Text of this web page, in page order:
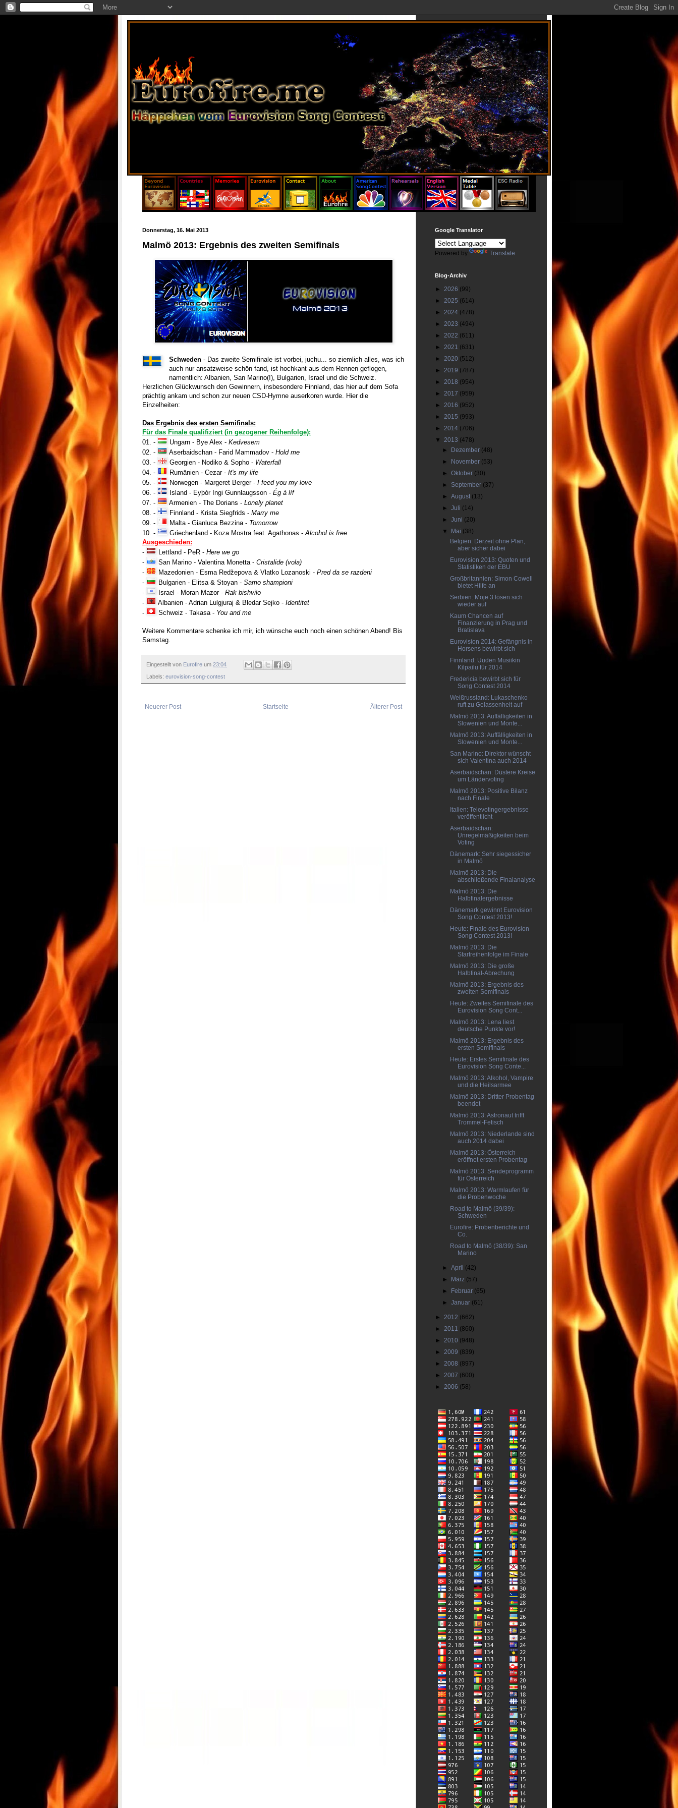
Donnerstag, 16. Mai 2013
Malmö 2013: Ergebnis des zweiten Semifinals
Schweden- Das zweite Semifinale ist vorbei, juchu... so ziemlich alles, was ich
auch nur ansatzweise schön fand, ist hochkant aus dem Rennen geflogen,
namentlich: Albanien, San Marino(!), Bulgarien, Israel und die Schweiz.
Herzlichen Glückwunsch den Gewinnern, insbesondere Finnland, das hier auf dem Sofa
prächtig ankam und schon zur neuen CSD-Hymne auserkoren wurde. Hier die
Einzelheiten:
Das Ergebnis des ersten Semifinals:
Für das Finale qualifiziert (in gezogener Reihenfolge):
01. -
Ungarn - Bye Alex - Kedvesem
02. -
Aserbaidschan - Farid Mammadov - Hold me
03. -
Georgien - Nodiko & Sopho - Waterfall
04. -
Rumänien - Cezar - It's my life
05. -
Norwegen - Margeret Berger - I feed you my love
06. -
Island - Eyþór Ingi Gunnlaugsson - Ég á líf
07. -
Armenien - The Dorians - Lonely planet
08. -
Finnland - Krista Siegfrids - Marry me
09. -
Malta - Gianluca Bezzina - Tomorrow
10. -
Griechenland - Koza Mostra feat. Agathonas - Alcohol is free
Ausgeschieden:
-
Lettland - PeR - Here we go
-
San Marino - Valentina Monetta - Cristalide (vola)
-
Mazedonien - Esma Redžepova & Vlatko Lozanoski - Pred da se razdeni
-
Bulgarien - Elitsa & Stoyan - Samo shampioni
-
Israel - Moran Mazor - Rak bishvilo
-
Albanien - Adrian Lulgjuraj & Bledar Sejko - Identitet
-
Schweiz - Takasa - You and me
Weitere Kommentare schenke ich mir, ich wünsche euch noch einen schönen Abend! Bis
Samstag.
Eingestellt von Eurofire um 23:04
Labels: eurovision-song-contest
Neuerer Post Älterer Post
Startseite
Google Translator
Powered by Translate
Blog-Archiv
► 2026 (99)
► 2025 (614)
► 2024 (478)
► 2023 (494)
► 2022 (611)
► 2021 (631)
► 2020 (512)
► 2019 (787)
► 2018 (954)
► 2017 (959)
► 2016 (952)
► 2015 (993)
► 2014 (706)
▼ 2013 (478)
►
Dezember (48)
►
November (53)
►Oktober (30)
► September (37)
►August (13)
►Juli (14)
►Juni (20)
▼
Mai (38)
Belgien: Derzeit ohne Plan,
aber sicher dabei
Eurovision 2013: Quoten und
Statistiken der EBU
Großbritannien: Simon Cowell
bietet Hilfe an
Serbien: Moje 3 lösen sich
wieder auf
Kaum Chancen auf
Finanzierung in Prag und
Bratislava
Eurovision 2014: Gefängnis in
Horsens bewirbt sich
Finnland: Uuden Musiikin
Kilpailu für 2014
Fredericia bewirbt sich für
Song Contest 2014
Weißrussland: Lukaschenko
ruft zu Gelassenheit auf
Malmö 2013: Auffälligkeiten in
Slowenien und Monte...
Malmö 2013: Auffälligkeiten in
Slowenien und Monte...
San Marino: Direktor wünscht
sich Valentina auch 2014
Aserbaidschan: Düstere Kreise
um Ländervoting
Malmö 2013: Positive Bilanz
nach Finale
Italien: Televotingergebnisse
veröffentlicht
Aserbaidschan:
Unregelmäßigkeiten beim
Voting
Dänemark: Sehr siegessicher
in Malmö
Malmö 2013: Die
abschließende Finalanalyse
Malmö 2013: Die
Halbfinalergebnisse
Dänemark gewinnt Eurovision
Song Contest 2013!
Heute: Finale des Eurovision
Song Contest 2013!
Malmö 2013: Die
Startreihenfolge im Finale
Malmö 2013: Die große
Halbfinal-Abrechung
Malmö 2013: Ergebnis des
zweiten Semifinals
Heute: Zweites Semifinale des
Eurovision Song Cont...
Malmö 2013: Lena liest
deutsche Punkte vor!
Malmö 2013: Ergebnis des
ersten Semifinals
Heute: Erstes Semifinale des
Eurovision Song Conte...
Malmö 2013: Alkohol, Vampire
und die Heilsarmee
Malmö 2013: Dritter Probentag
beendet
Malmö 2013: Astronaut trifft
Trommel-Fetisch
Malmö 2013: Niederlande sind
auch 2014 dabei
Malmö 2013: Österreich
eröffnet ersten Probentag
Malmö 2013: Sendeprogramm
für Österreich
Malmö 2013: Warmlaufen für
die Probenwoche
Road to Malmö (39/39):
Schweden
Eurofire: Probenberichte und
Co.
Road to Malmö (38/39): San
Marino
►April (42)
►
März (57)
►
Februar (65)
►Januar (61)
► 2012 (662)
► 2011 (860)
► 2010 (948)
► 2009 (839)
► 2008 (897)
► 2007 (600)
► 2006 (58)